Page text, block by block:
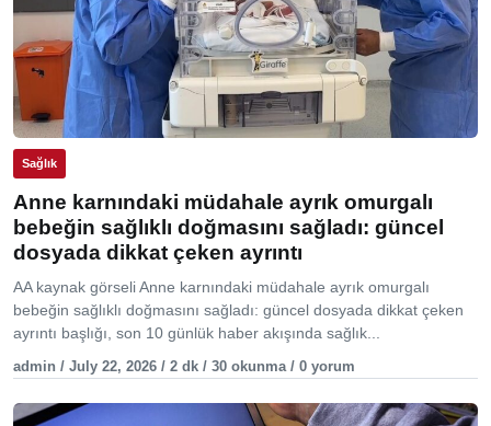
Sağlık
Anne karnındaki müdahale ayrık omurgalı
bebeğin sağlıklı doğmasını sağladı: güncel
dosyada dikkat çeken ayrıntı
AA kaynak görseli Anne karnındaki müdahale ayrık omurgalı
bebeğin sağlıklı doğmasını sağladı: güncel dosyada dikkat çeken
ayrıntı başlığı, son 10 günlük haber akışında sağlık...
admin / July 22, 2026 / 2 dk / 30 okunma / 0 yorum